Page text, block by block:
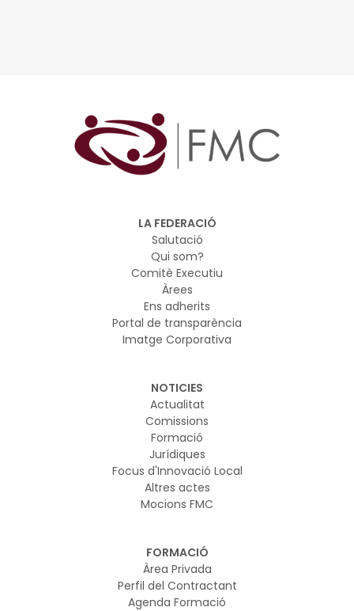
LA FEDERACIÓ
Salutació
Qui som?
Comitè Executiu
Àrees
Ens adherits
Portal de transparència
Imatge Corporativa
NOTICIES
Actualitat
Comissions
Formació
Jurídiques
Focus d'Innovació Local
Altres actes
Mocions FMC
FORMACIÓ
Àrea Privada
Perfil del Contractant
Agenda Formació